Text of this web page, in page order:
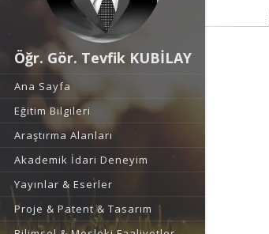
Öğr. Gör. Tevfik KUBİLAY
Ana Sayfa
Eğitim Bilgileri
Araştırma Alanları
Akademik İdari Deneyim
Yayınlar & Eserler
Proje & Patent & Tasarım